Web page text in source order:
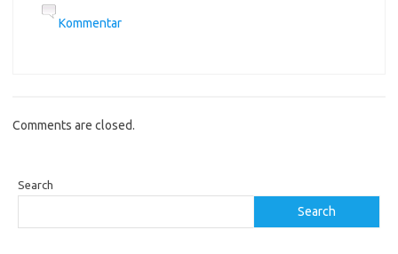
Kommentar
Comments are closed.
Search
Search